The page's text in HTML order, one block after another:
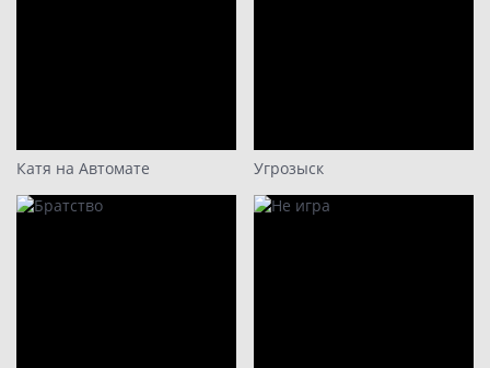
Катя на Автомате Угрозыск